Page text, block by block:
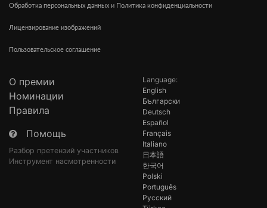
Обработка персональных данных и Политика конфиденциальности
Лицензирование изображений
Пользовательское соглашение
О премии
Номинации
Правила
Помощь
Разбор претензий участников
Инструмент насмотренности
Language:
English
Български
Deutsch
Español
Français
Italiano
日本語
한국어
Polski
Português
Русский